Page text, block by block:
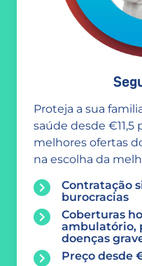
Proteja a sua
saúde desde €11,5
melhores ofertas
na escolha da
Contratação
burocracias
Coberturas
ambulatório,
doenças
Preço desde